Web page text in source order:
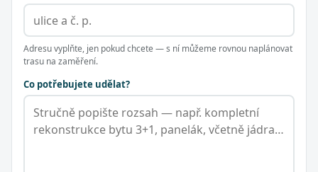
Adresu vyplňte, jen pokud chcete — s ní můžeme rovnou naplánovat
trasu na zaměření.
Co potřebujete udělat?